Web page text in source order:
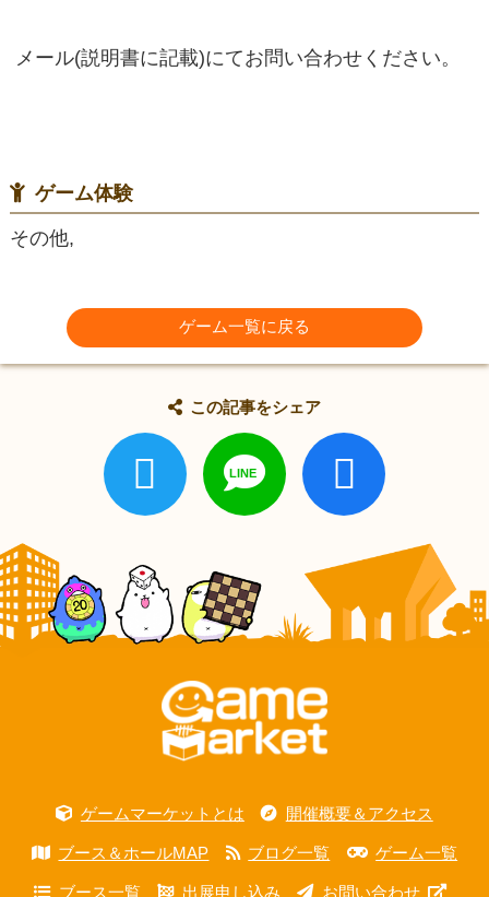
メール(説明書に記載)にてお問い合わせください。
ゲーム体験
その他,
ゲーム一覧に戻る
この記事をシェア
ゲームマーケットとは 開催概要＆アクセス
ブース＆ホールMAP ブログ一覧 ゲーム一覧
ブース一覧 出展申し込み お問い合わせ